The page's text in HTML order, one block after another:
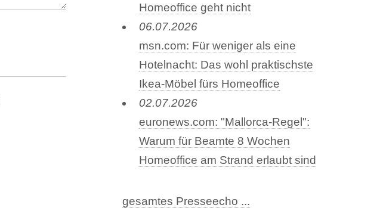
Homeoffice geht nicht
06.07.2026
msn.com: Für weniger als eine
Hotelnacht: Das wohl praktischste
Ikea-Möbel fürs Homeoffice
02.07.2026
euronews.com: "Mallorca-Regel":
Warum für Beamte 8 Wochen
Homeoffice am Strand erlaubt sind
gesamtes Presseecho ...